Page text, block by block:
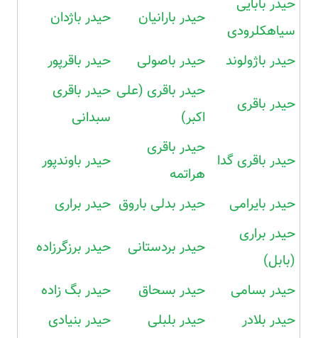
سیاهکلرودی
حیدر بارانیان حیدر باژدان
حیدر باژولوند حیدر باصولی حیدر باقرپور
حیدر باقری
حیدر باقری (علی
اکبر)
حیدر باقری
سبدانی
حیدر باقری گدا
حیدر باقری
هراتمه
حیدر باوندپور
حیدر بایرامی حیدر بدلی باروق حیدر براری
حیدر براری
(بابل)
حیدر بردستانی حیدر برزگرزاده
حیدر بسامی حیدر بسحاق
حیدر بگ زاده
حیدر بلادر
حیدر بلبلی حیدر بنیادی